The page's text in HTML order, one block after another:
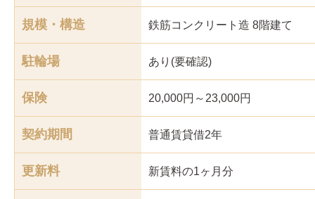
規模・構造 鉄筋コンクリート造 8階建て
駐輪場 あり(要確認)
保険 20,000円～23,000円
契約期間 普通賃貸借2年
更新料 新賃料の1ヶ月分